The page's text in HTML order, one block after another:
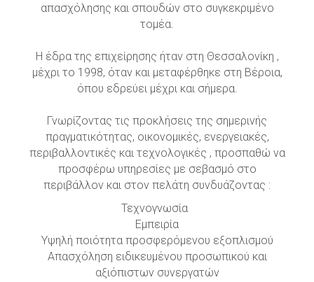
απασχόλησης και σπουδών στο συγκεκριμένο
τομέα.
Η έδρα της επιχείρησης ήταν στη Θεσσαλονίκη ,
μέχρι το 1998, όταν και μεταφέρθηκε στη Βέροια,
όπου εδρεύει μέχρι και σήμερα.
Γνωρίζοντας τις προκλήσεις της σημερινής
πραγματικότητας, οικονομικές, ενεργειακές,
περιβαλλοντικές και τεχνολογικές , προσπαθώ να
προσφέρω υπηρεσίες με σεβασμό στο
περιβάλλον και στον πελάτη συνδυάζοντας :
Τεχνογνωσία
Εμπειρία
Υψηλή ποιότητα προσφερόμενου εξοπλισμού
Απασχόληση ειδικευμένου προσωπικού και
αξιόπιστων συνεργατών